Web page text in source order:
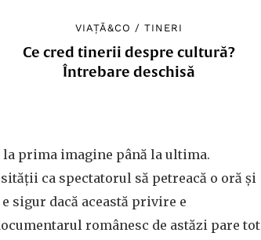
VIAȚĂ&CO /TINERI
Ce cred tinerii despre cultură?
Întrebare deschisă
prima imagine până la ultima.
ca spectatorul să petreacă o oră și
sigur dacă această privire e
românesc de astăzi pare tot